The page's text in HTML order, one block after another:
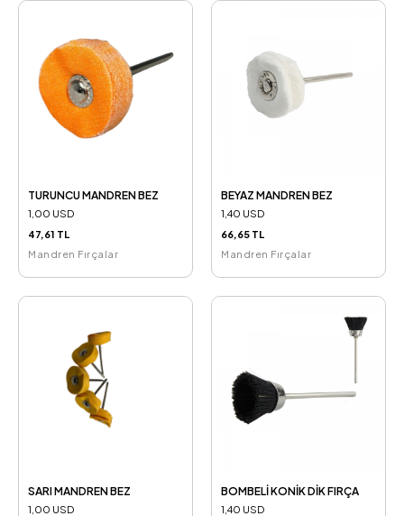
TURUNCU MANDREN BEZ
1,00 USD
47,61 TL
Mandren Fırçalar
BEYAZ MANDREN BEZ
1,40 USD
66,65 TL
Mandren Fırçalar
SARI MANDREN BEZ
1,00 USD
BOMBELİ KONİK DİK FIRÇA
1,40 USD